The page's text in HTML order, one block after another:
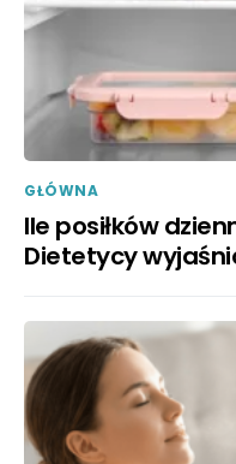
GŁÓWNA
Ile posiłków
Dietetycy